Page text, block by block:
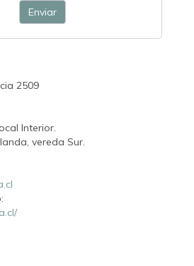
Enviar
2509
Interior.
vereda Sur.